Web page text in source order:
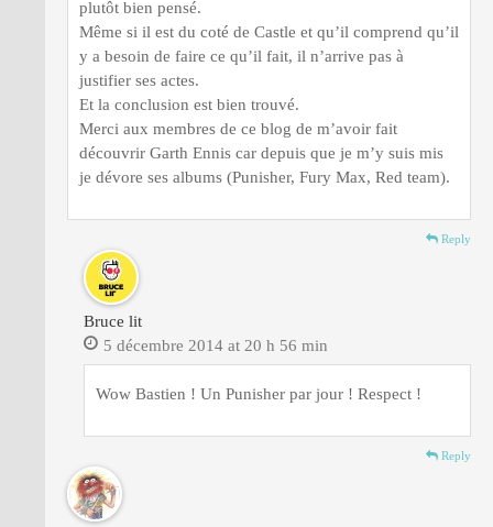
plutôt bien pensé.
Même si il est du coté de Castle et qu’il comprend qu’il
y a besoin de faire ce qu’il fait, il n’arrive pas à
justifier ses actes.
Et la conclusion est bien trouvé.
Merci aux membres de ce blog de m’avoir fait
découvrir Garth Ennis car depuis que je m’y suis mis
je dévore ses albums (Punisher, Fury Max, Red team).
Reply
Bruce lit
5 décembre 2014 at 20 h 56 min
Wow Bastien ! Un Punisher par jour ! Respect !
Reply